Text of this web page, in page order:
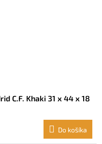
C.F. Khaki 31 x 44 x 18
Do košíka